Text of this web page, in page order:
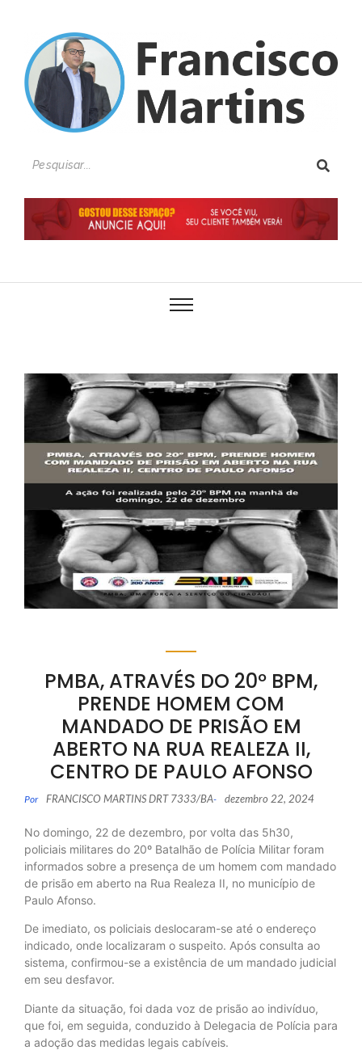
PMBA, ATRAVÉS DO 20º BPM,
PRENDE HOMEM COM
MANDADO DE PRISÃO EM
ABERTO NA RUA REALEZA II,
CENTRO DE PAULO AFONSO
Por FRANCISCO MARTINS DRT 7333/BA- dezembro 22, 2024
No domingo, 22 de dezembro, por volta das 5h30,
policiais militares do 20º Batalhão de Polícia Militar foram
informados sobre a presença de um homem com mandado
de prisão em aberto na Rua Realeza II, no município de
Paulo Afonso.
De imediato, os policiais deslocaram-se até o endereço
indicado, onde localizaram o suspeito. Após consulta ao
sistema, confirmou-se a existência de um mandado judicial
em seu desfavor.
Diante da situação, foi dada voz de prisão ao indivíduo,
que foi, em seguida, conduzido à Delegacia de Polícia para
a adoção das medidas legais cabíveis.